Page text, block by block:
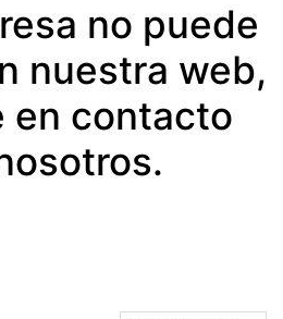
no puede
nuestra web,
en contacto